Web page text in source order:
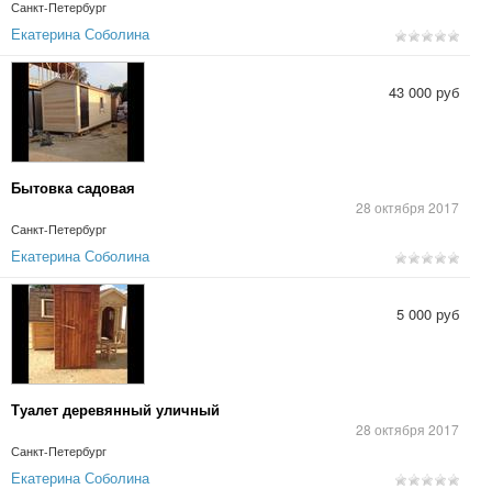
Санкт-Петербург
Екатерина Соболина
Бытовка садовая
28 октября 2017
Санкт-Петербург
43 000 руб
Екатерина Соболина
Туалет деревянный уличный
28 октября 2017
Санкт-Петербург
5 000 руб
Екатерина Соболина